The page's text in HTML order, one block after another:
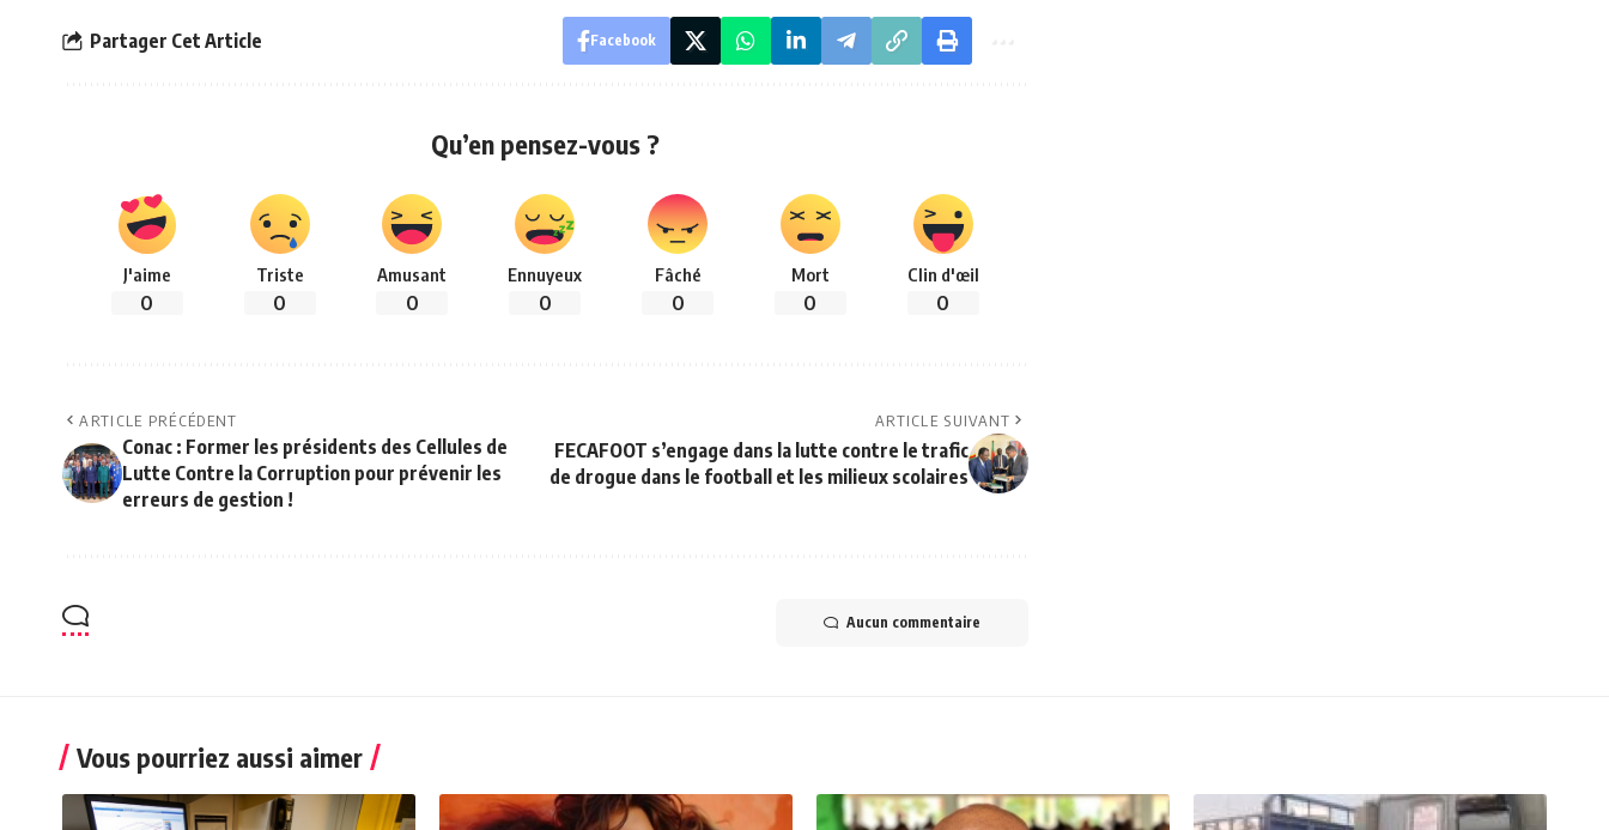
Partager Cet Article Facebook
Qu’en pensez-vous ?
J'aime
0
Triste
0
Amusant
0
Ennuyeux
0
Fâché
0
Mort
0
Clin d'œil
0
ARTICLE PRÉCÉDENT
Conac : Former les présidents des Cellules de
Lutte Contre la Corruption pour prévenir les
erreurs de gestion !
ARTICLE SUIVANT
FECAFOOT s’engage dans la lutte contre le trafic
de drogue dans le football et les milieux scolaires
Aucun commentaire
Vous pourriez aussi aimer